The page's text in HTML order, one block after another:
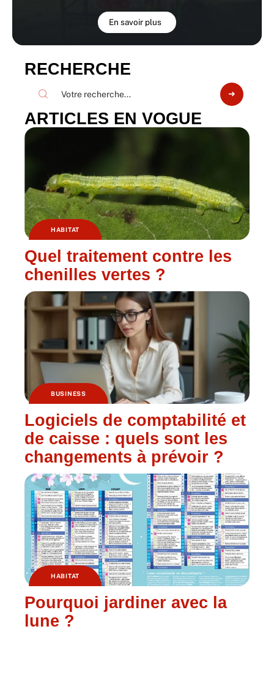
En savoir plus
RECHERCHE
ARTICLES EN VOGUE
HABITAT
Quel traitement contre les
chenilles vertes ?
BUSINESS
Logiciels de comptabilité et
de caisse : quels sont les
changements à prévoir ?
HABITAT
Pourquoi jardiner avec la
lune ?